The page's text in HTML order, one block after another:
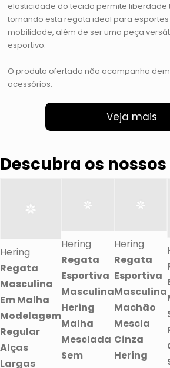
elasticidade do tecido permite liberdade
tornando esta regata ideal para
mobilidade, além de ser uma peça
esportivo.
O produto ofertado não acompanha
acessórios.
Veja mais
Descubra os
Hering
Regata
Masculina
Em Malha
Modelagem
Regular
Alças
Largas
Hering
Regata
Esportiva
Masculina
Hering
Malha
Mesclada
Sem
Hering
Regata
Esportiva
Masculina
Machão
Mescla
Cinza
Hering